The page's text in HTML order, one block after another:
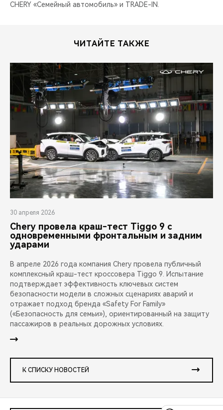
CHERY «Семейный автомобиль» и TRADE-IN.
ЧИТАЙТЕ ТАКЖЕ
30 апреля 2026
Chery провела краш-тест Tiggo 9 с
одновременными фронтальным и задним
ударами
В апреле 2026 года компания Chery провела публичный
комплексный краш-тест кроссовера Tiggo 9. Испытание
подтверждает эффективность ключевых систем
безопасности модели в сложных сценариях аварий и
отражает подход бренда «Safety For Family»
(«Безопасность для семьи»), ориентированный на защиту
пассажиров в реальных дорожных условиях.
К СПИСКУ НОВОСТЕЙ